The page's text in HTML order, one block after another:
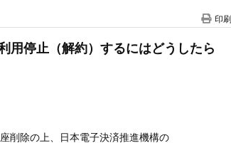
印刷
用停止（解約）するにはどうしたら
削除の上、日本電子決済推進機構の